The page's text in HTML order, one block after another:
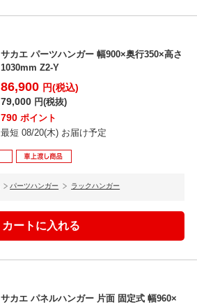
サカエ パーツハンガー 幅900×奥行350×高さ
1030mm Z2-Y
86,900 円(税込)
79,000 円(税抜)
790 ポイント
最短 08/20(木) お届け予定
パーツハンガー ラックハンガー
サカエ パネルハンガー 片面 固定式 幅960×